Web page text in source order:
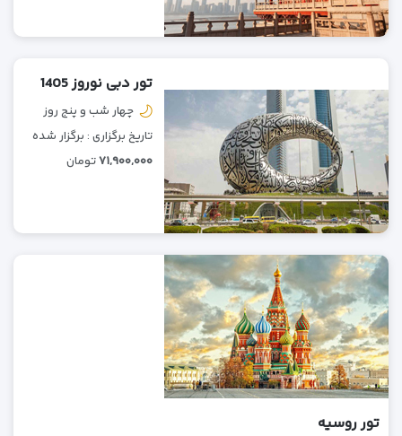
تور دبی نوروز 1405
چهار شب و پنج روز
تاریخ برگزاری : برگزار شده
۷۱,۹۰۰,۰۰۰تومان
تور روسیه